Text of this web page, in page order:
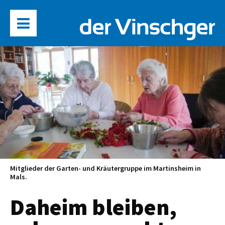
Mitglieder der Garten- und Kräutergruppe im Martinsheim in
Mals.
Daheim bleiben,